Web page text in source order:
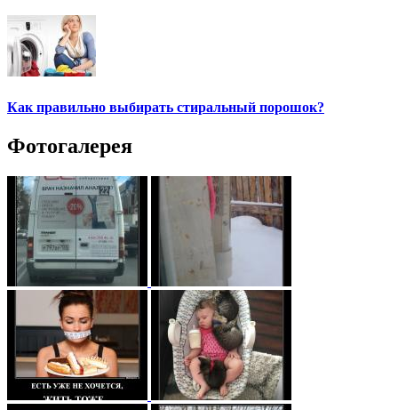
Как правильно выбирать стиральный порошок?
Фотогалерея